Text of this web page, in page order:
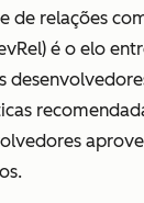
de relações
é o elo